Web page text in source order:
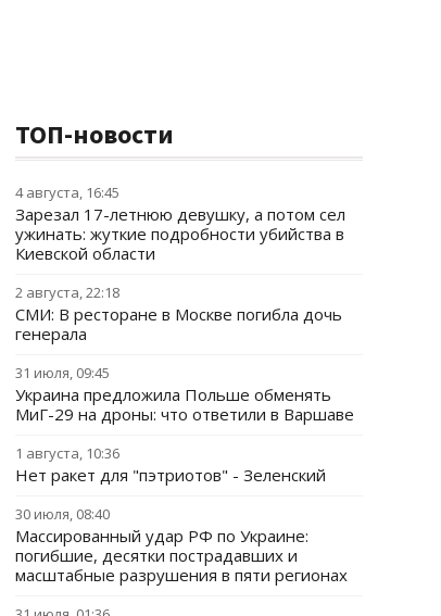
ТОП-новости
4 августа, 16:45
Зарезал 17-летнюю девушку, а потом сел
ужинать: жуткие подробности убийства в
Киевской области
2 августа, 22:18
СМИ: В ресторане в Москве погибла дочь
генерала
31 июля, 09:45
Украина предложила Польше обменять
МиГ-29 на дроны: что ответили в Варшаве
1 августа, 10:36
Нет ракет для "пэтриотов" - Зеленский
30 июля, 08:40
Массированный удар РФ по Украине:
погибшие, десятки пострадавших и
масштабные разрушения в пяти регионах